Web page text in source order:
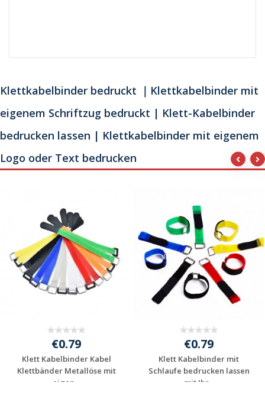
Klettkabelbinder bedruckt ｜Klettkabelbinder mit
eigenem Schriftzug bedruckt | Klett-Kabelbinder
bedrucken lassen | Klettkabelbinder mit eigenem
Logo oder Text bedrucken
€0.79
Klett Kabelbinder Kabel
Klettbänder Metallöse mit
eigen...
€0.79
Klett Kabelbinder mit
Schlaufe bedrucken lassen
mit Ihr...